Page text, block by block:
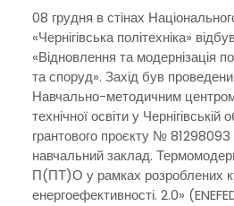
ТА
ТА
08 грудня в стінах Національного університету
«Чернігівська політехніка»
«Відновлення та модернізація
та споруд». Захід був
Навчально-методичним
технічної освіти у
грантового проєкту №
навчальний заклад.
П(ПТ)О у рамках розроблених
енергоефективності. 2.0»